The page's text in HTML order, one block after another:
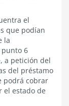
el
que podían
la
6
a petición del
del préstamo
podrá cobrar
el estado de